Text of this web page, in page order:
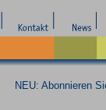
NEU: Abonnieren